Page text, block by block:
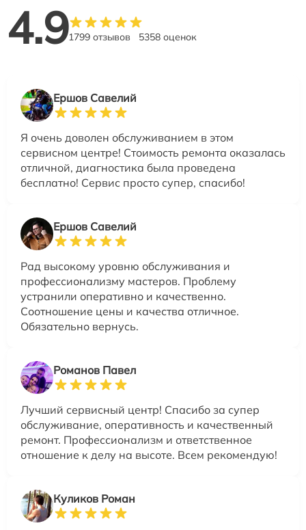
4.91799 отзывов 5358 оценок
Ершов Савелий
Я очень доволен обслуживанием в этом
сервисном центре! Стоимость ремонта оказалась
отличной, диагностика была проведена
бесплатно! Сервис просто супер, спасибо!
Ершов Савелий
Рад высокому уровню обслуживания и
профессионализму мастеров. Проблему
устранили оперативно и качественно.
Соотношение цены и качества отличное.
Обязательно вернусь.
Романов Павел
Лучший сервисный центр! Спасибо за супер
обслуживание, оперативность и качественный
ремонт. Профессионализм и ответственное
отношение к делу на высоте. Всем рекомендую!
Куликов Роман